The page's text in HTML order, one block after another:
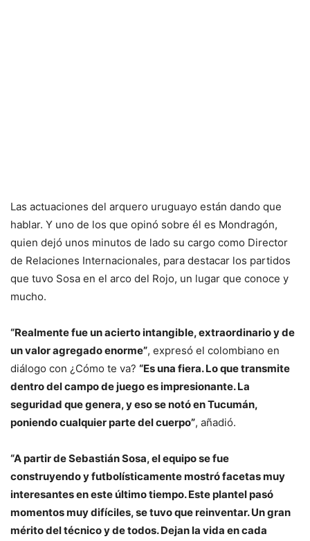
Las actuaciones del arquero uruguayo están dando que
hablar. Y uno de los que opinó sobre él es Mondragón,
quien dejó unos minutos de lado su cargo como Director
de Relaciones Internacionales, para destacar los partidos
que tuvo Sosa en el arco del Rojo, un lugar que conoce y
mucho.
“Realmente fue un acierto intangible, extraordinario y de
un valor agregado enorme”, expresó el colombiano en
diálogo con ¿Cómo te va? “Es una fiera. Lo que transmite
dentro del campo de juego es impresionante. La
seguridad que genera, y eso se notó en Tucumán,
poniendo cualquier parte del cuerpo”, añadió.
“A partir de Sebastián Sosa, el equipo se fue
construyendo y futbolísticamente mostró facetas muy
interesantes en este último tiempo. Este plantel pasó
momentos muy difíciles, se tuvo que reinventar. Un gran
mérito del técnico y de todos. Dejan la vida en cada